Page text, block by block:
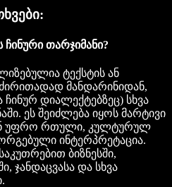
თარჯიმანი?
ტექსტის ან
მანდარინიდან,
დიალექტებზეც) სხვა
ეს შეიძლება იყოს მარტივი
ან უფრო რთული, კულტურულ
ინტერპრეტაცია.
ბიზნესში,
ჯანდაცვასა და სხვა